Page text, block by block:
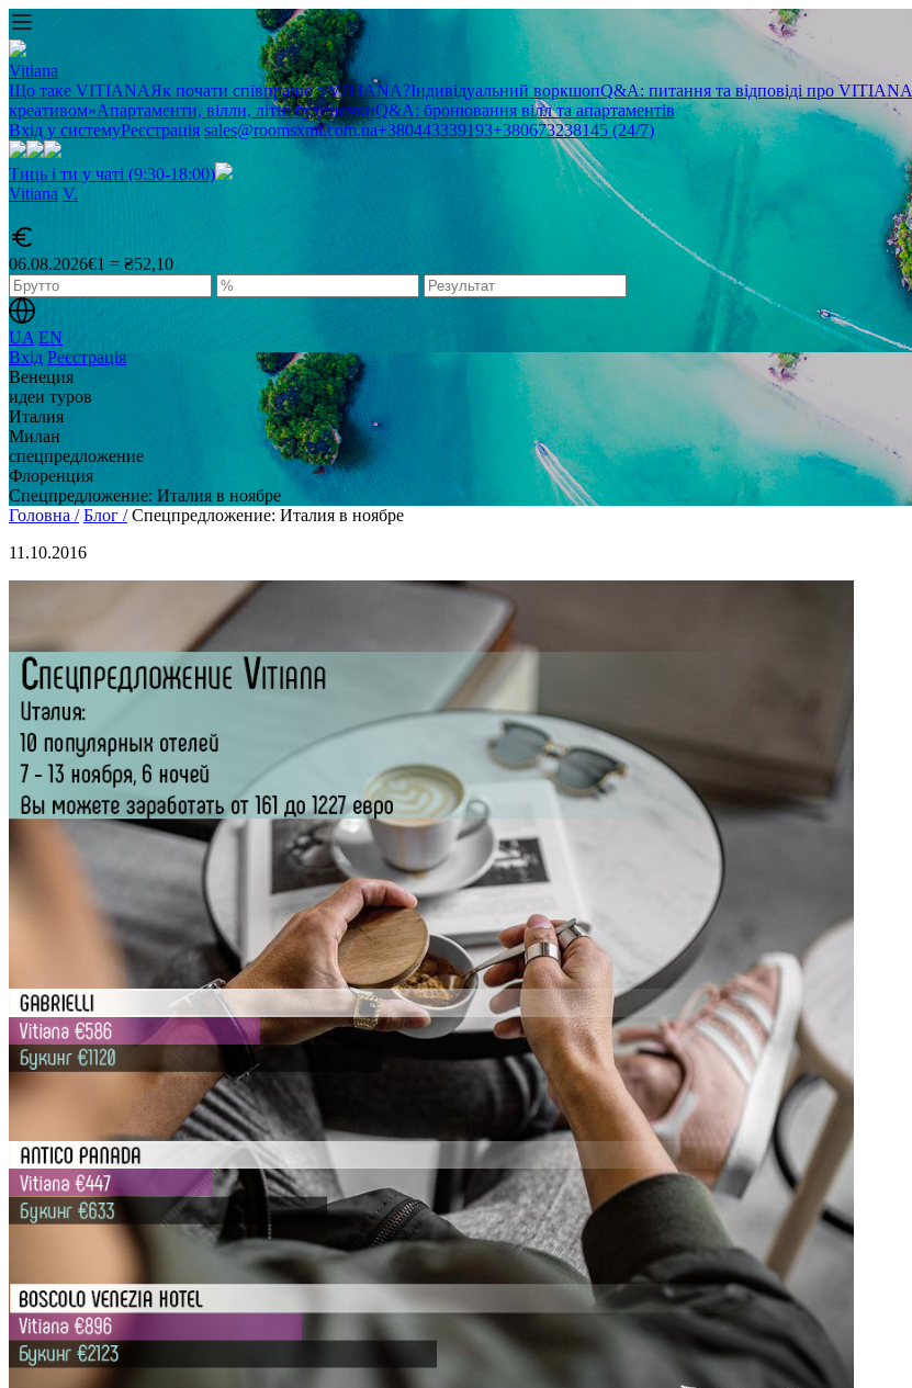
Vitiana
Що таке VITIANAЯк почати співпрацю з VITIANA?Індивідуальний воркшопQ&A: питання та відповіді про VITIANA
креативом»Апартаменти, вілли, літні будиночкиQ&A: бронювання вілл та апартаментів
Вхід у системуРеєстрація sales@roomsxml.com.ua+380443339193+380673238145 (24/7)
Тиць і ти у чаті (9:30-18:00)
Vitiana V.
06.08.2026€1 = ₴52,10
UA EN
Вхід Реєстрація
Венеция
идеи туров
Италия
Милан
спецпредложение
Флоренция
Спецпредложение: Италия в ноябре
Головна / Блог / Спецпредложение: Италия в ноябре
11.10.2016